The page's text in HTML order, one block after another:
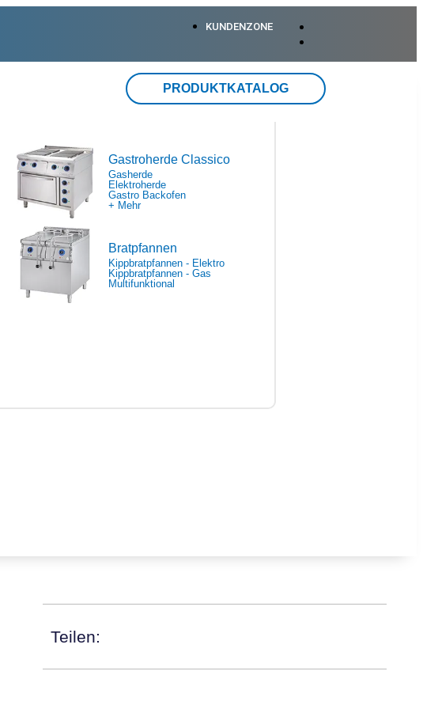
KUNDENZONE
Gastroherde Classico
Gasherde
Elektroherde
Gastro Backofen
+ Mehr
Bratpfannen
Kippbratpfannen - Elektro
Kippbratpfannen - Gas
Multifunktional
PRODUKTKATALOG
Teilen: